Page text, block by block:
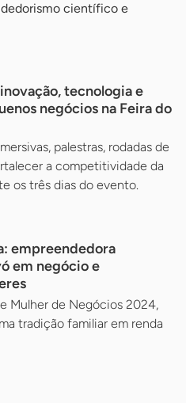
científico e
tecnologia e
negócios na Feira do
palestras, rodadas de
a competitividade da
os três dias do evento.
empreendedora
em negócio e
Mulher de Negócios 2024,
tradição familiar em renda